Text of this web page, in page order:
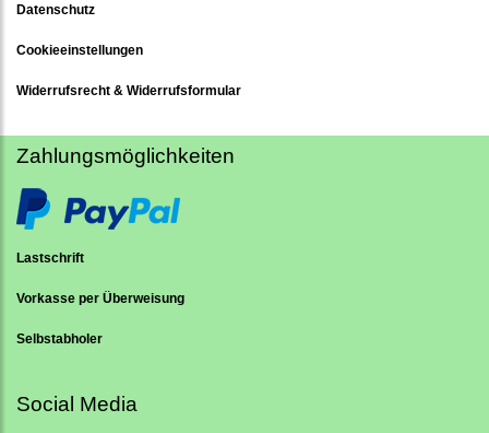
Datenschutz
Cookieeinstellungen
Widerrufsrecht & Widerrufsformular
Zahlungsmöglichkeiten
Lastschrift
Vorkasse per Überweisung
Selbstabholer
Social Media